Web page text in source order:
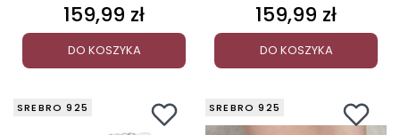
Cena
159,99 zł
DO KOSZYKA
Cena
159,99 zł
DO KOSZYKA
SREBRO 925 SREBRO 925